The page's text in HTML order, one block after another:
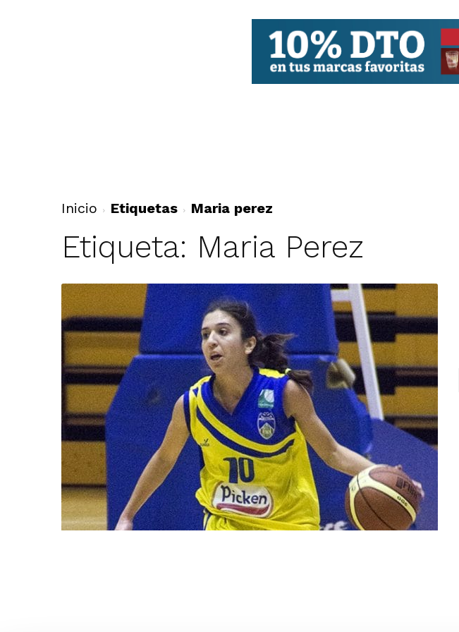
Inicio Etiquetas Maria perez
Etiqueta: Maria Perez